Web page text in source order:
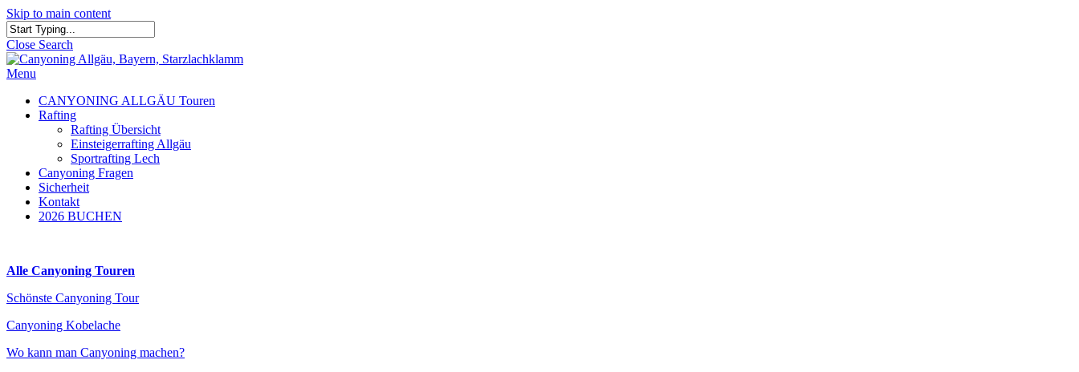
Skip to main content
Close Search
Menu
CANYONING ALLGÄU Touren
Rafting
Rafting Übersicht
Einsteigerrafting Allgäu
Sportrafting Lech
Canyoning Fragen
Sicherheit
Kontakt
2026 BUCHEN
Alle Canyoning Touren
Schönste Canyoning Tour
Canyoning Kobelache
Wo kann man Canyoning machen?